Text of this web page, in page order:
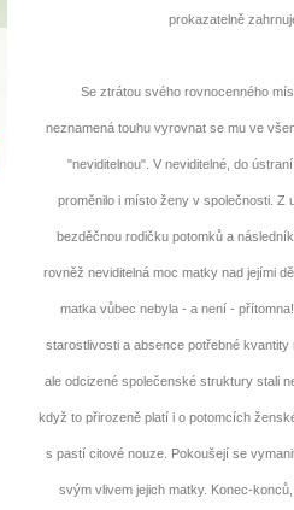
prokazatelně
Se ztrátou svého rovnocenného
neznamená touhu vyrovnat se mu ve
"neviditelnou". V neviditelné, do
proměnilo i místo ženy v společnosti.
bezděčnou rodičku potomků a
rovněž neviditelná moc matky nad jejími
matka vůbec nebyla - a není -
starostlivosti a absence potřebné
ale odcizené společenské struktury stali
když to přirozeně platí i o potomcích
s pastí citové nouze. Pokoušejí se
svým vlivem jejich matky. Konec-